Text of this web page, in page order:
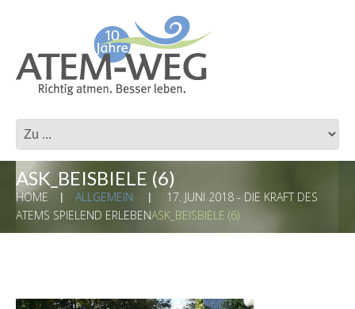
ASK_BEISBIELE (6)
HOME ALLGEMEIN
17. JUNI 2018 - DIE KRAFT DES
ATEMS SPIELEND ERLEBENASK_BEISBIELE (6)